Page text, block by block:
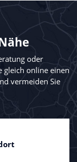
oder
gleich online einen
vermeiden Sie